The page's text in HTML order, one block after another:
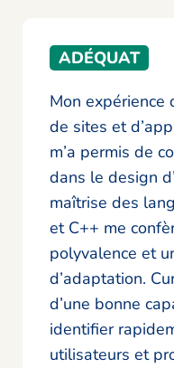
ADÉQUAT
Mon
de sites et
m’a permis de
dans le design
maîtrise des
et C++ me
polyvalence et
d’adaptation.
d’une bonne
identifier
utilisateurs et